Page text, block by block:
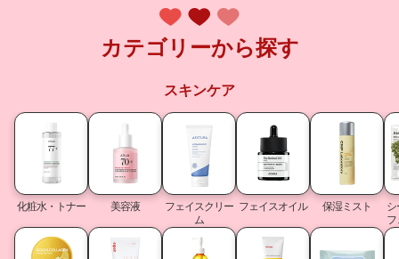
カテゴリーから探す
スキンケア
化粧水・トナー 美容液
フェイスクリー
ム
フェイスオイル 保湿ミスト
シ
フ